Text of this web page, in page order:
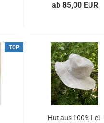
ab 85,00 EUR
TOP
Hut aus 100% Lei­